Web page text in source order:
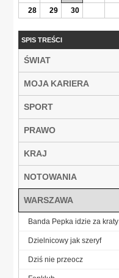
28
29 30
SPIS TREŚCI
ŚWIAT
MOJA KARIERA
SPORT
PRAWO
KRAJ
NOTOWANIA
WARSZAWA
Banda Pepka idzie za kraty
Dzielnicowy jak szeryf
Dziś nie przeocz